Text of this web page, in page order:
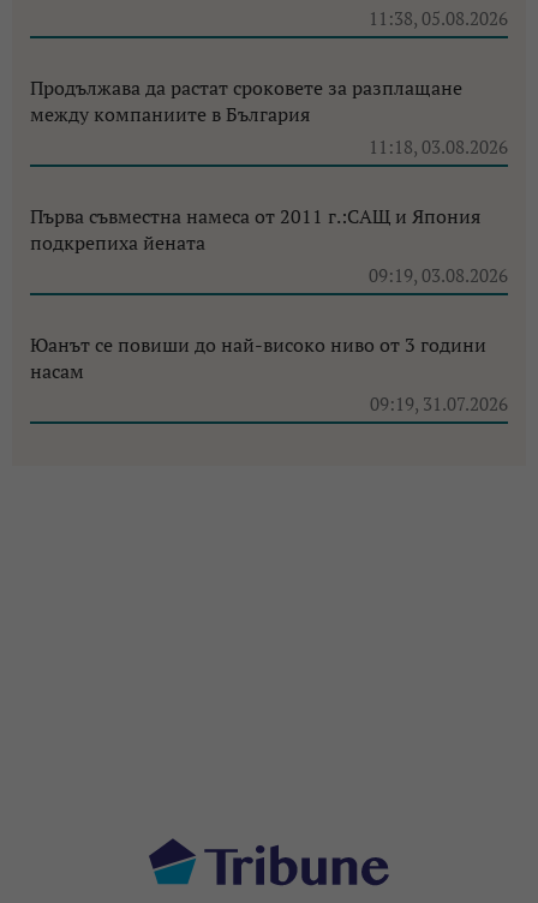
11:38, 05.08.2026
Продължава да растат сроковете за разплащане
между компаниите в България
11:18, 03.08.2026
Първа съвместна намеса от 2011 г.:САЩ и Япония
подкрепиха йената
09:19, 03.08.2026
Юанът се повиши до най-високо ниво от 3 години
насам
09:19, 31.07.2026